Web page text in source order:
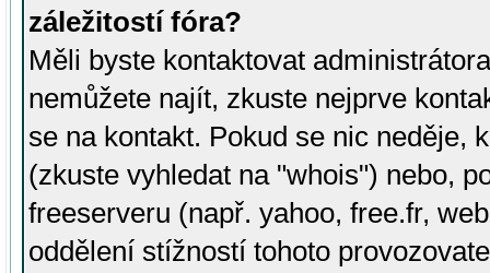
záležitostí fóra?
Měli byste kontaktovat
nemůžete najít, zkuste nejprve
se na kontakt. Pokud se nic neděje,
(zkuste vyhledat na "whois") nebo,
freeserveru (např. yahoo, free.fr,
oddělení stížností tohoto